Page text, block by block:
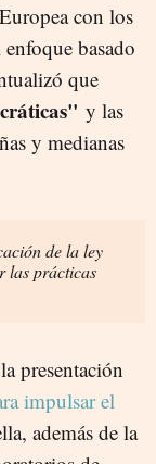
con los
basado
que
y las
y medianas
de la ley
las prácticas
presentación
impulsar el
además de la